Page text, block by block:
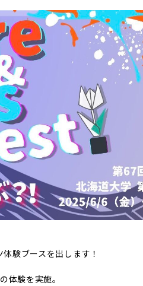
験ブースを出します！
体験を実施。